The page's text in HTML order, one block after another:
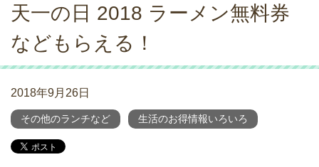
天一の日 2018 ラーメン無料券
などもらえる！
2018年9月26日
その他のランチなど 生活のお得情報いろいろ